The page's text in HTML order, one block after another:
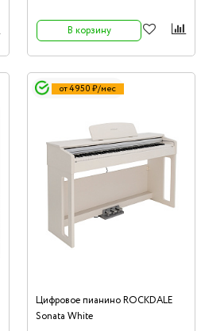
В корзину
от 4 950 ₽/мес
Цифровое пианино ROCKDALE
Sonata White